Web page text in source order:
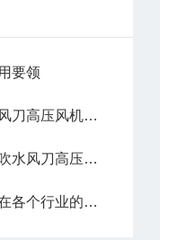
要领
风机的工作原理
风刀高压风机
行业的具体应用